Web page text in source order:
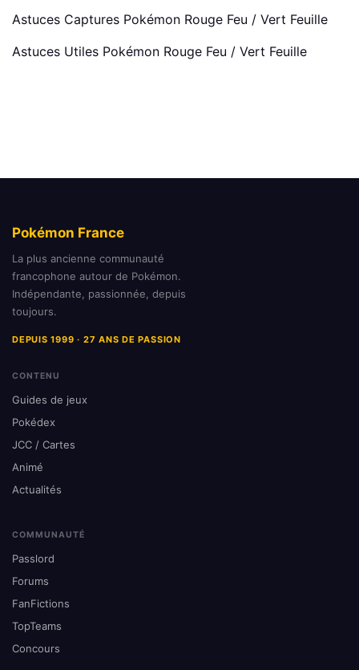
Astuces Captures Pokémon Rouge Feu / Vert Feuille
Astuces Utiles Pokémon Rouge Feu / Vert Feuille
Pokémon France
La plus ancienne communauté
francophone autour de Pokémon.
Indépendante, passionnée, depuis
toujours.
DEPUIS 1999 · 27 ANS DE PASSION
CONTENU
Guides de jeux
Pokédex
JCC / Cartes
Animé
Actualités
COMMUNAUTÉ
Passlord
Forums
FanFictions
TopTeams
Concours